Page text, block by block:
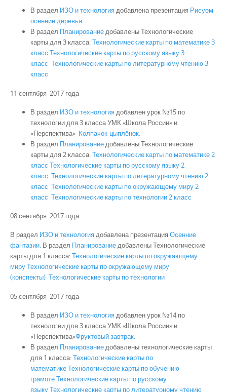
В раздел ИЗО и технологиядобавлена презентация Рисуем
осенние деревья.
В раздел Планированиедобавлены Технологические
карты для 3 класса:Технологические карты по математике 3
класс Технологические карты по русскому языку 3
класс Технологические карты по литературному чтению 3
класс
11 сентября 2017 года
В раздел ИЗО и технологиядобавлен урок №15 по
технологии для 3 класса УМК «Школа России» и
«Перспектива» Колпачок-цыплёнок.
В раздел Планированиедобавлены Технологические
карты для 2 класса:Технологические карты по математике 2
класс Технологические карты по русскому языку 2
класс Технологические карты по литературному чтению 2
класс Технологические карты по окружающему миру 2
класс Технологические карты по технологии 2 класс
08 сентября 2017 года
В раздел ИЗО и технологиядобавлена презентация Осенние
фантазии. В раздел Планированиедобавлены Технологические
карты для 1 класса:Технологические карты по окружающему
мируТехнологические карты по окружающему миру
(конспекты) Технологические карты по технологии
05 сентября 2017 года
В раздел ИЗО и технологиядобавлен урок №14 по
технологии для 3 класса УМК «Школа России» и
«Перспектива»Фруктовый завтрак.
В раздел Планированиедобавлены технологические карты
для 1 класса:Технологические карты по
математикеТехнологические карты по обучению
грамотеТехнологические карты по русскому
языкуТехнологические карты по литературному чтению